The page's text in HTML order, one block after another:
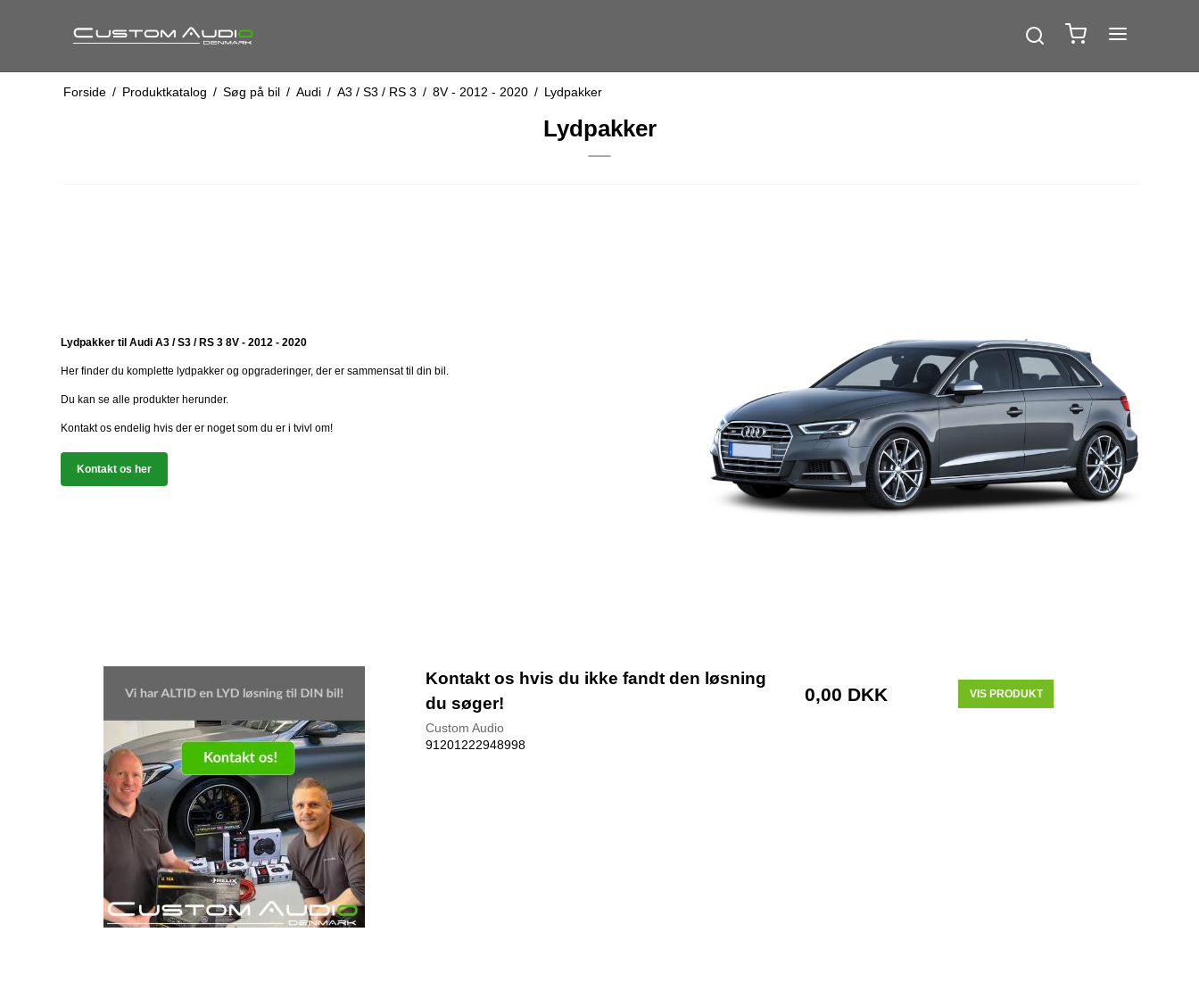
Forside / Produktkatalog / Søg på bil / Audi / A3 / S3 / RS 3 / 8V - 2012 - 2020 / Lydpakker
Lydpakker
Lydpakker til Audi A3 / S3 / RS 3 8V - 2012 - 2020
Her finder du komplette lydpakker og opgraderinger, der er sammensat til din bil.
Du kan se alle produkter herunder.
Kontakt os endelig hvis der er noget som du er i tvivl om!
Kontakt os her
Kontakt os hvis du ikke fandt den løsning
du søger!
Custom Audio
91201222948998
0,00 DKK VIS PRODUKT